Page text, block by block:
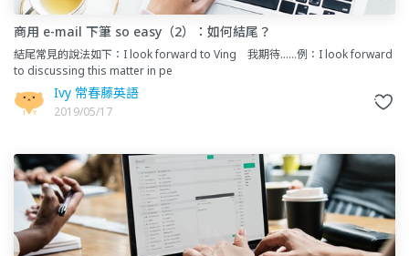
商用 e-mail 下筆 so easy（2）：如何結尾？
結尾常見的說法如下：I look forward to Ving 我期待……例：I look forward
to discussing this matter in pe
Ivy 常春藤英語
2019/05/17